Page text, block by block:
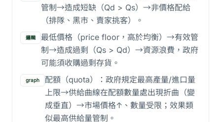
管制→造成短缺（Qd > Qs）→非價格配給
（排隊、黑市、賣家挑客）。
邏輯
最低價格（price floor，高於均衡）→有效管
制→造成過剩（Qs > Qd）→資源浪費，政府
可能須收購過剩存貨。
graph
配額（quota）：政府規定最高產量/進口量
上限→供給曲線在配額數量處出現折曲（變
成垂直）→市場價格↑、數量受限；效果類
似最高供給量管制。